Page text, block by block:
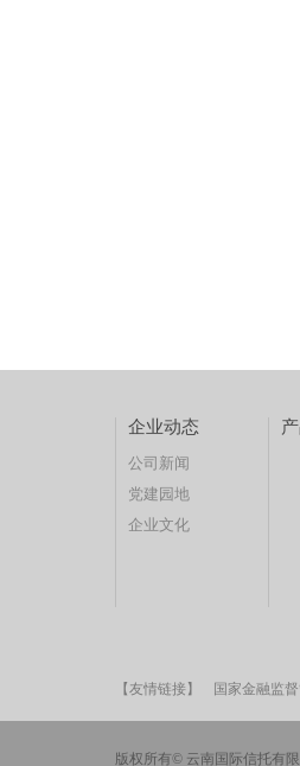
企业动态
公司新闻
党建园地
企业文化
【友情链接】 国家金融监
版权所有© 云南国际信托有